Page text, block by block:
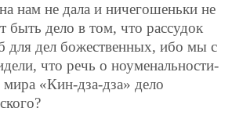
нам не дала и ничегошеньки не
быть дело в том, что рассудок
для дел божественных, ибо мы с
что речь о ноуменальности-
«Кин-дза-дза» дело